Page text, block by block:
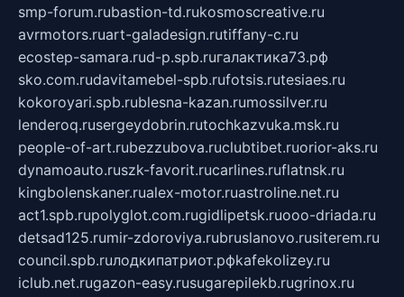
smp-forum.rubastion-td.rukosmoscreative.ru
avrmotors.ruart-galadesign.rutiffany-c.ru
ecostep-samara.rud-p.spb.ruгалактика73.рф
sko.com.rudavitamebel-spb.rufotsis.rutesiaes.ru
kokoroyari.spb.rublesna-kazan.rumossilver.ru
lenderoq.rusergeydobrin.rutochkazvuka.msk.ru
people-of-art.rubezzubova.ruclubtibet.ruorior-aks.ru
dynamoauto.ruszk-favorit.rucarlines.ruflatnsk.ru
kingbolenskaner.rualex-motor.ruastroline.net.ru
act1.spb.rupolyglot.com.rugidlipetsk.ruooo-driada.ru
detsad125.rumir-zdoroviya.rubruslanovo.rusiterem.ru
council.spb.ruлодкипатриот.рфkafekolizey.ru
iclub.net.rugazon-easy.rusugarepilekb.rugrinox.ru